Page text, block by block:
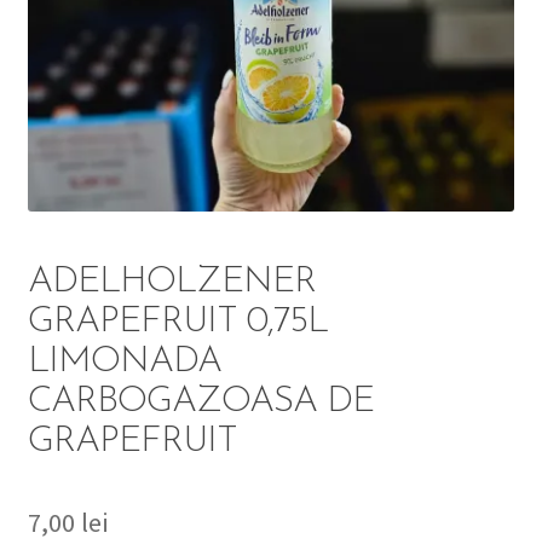
DETERGENT
SOLUȚII CURĂȚENIE
ÎNGRIJIRE
PERSONALĂ
TROLERE
ARTICOLE VOIAJ
ADELHOLZENER
GRAPEFRUIT 0,75L
LIMONADA
CARBOGAZOASA DE
GRAPEFRUIT
7,00 lei